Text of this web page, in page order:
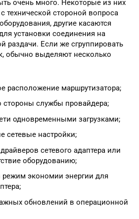
очень много. Некоторые из них
технической стороной вопроса
другие касаются
установки соединения на
раздачи. Если же сгруппировать
обычно выделяют несколько
расположение маршрутизатора;
стороны службы провайдера;
одновременными загрузками;
сетевые настройки;
сетевого адаптера или
оборудованию;
экономии энергии для
обновлений в операционной